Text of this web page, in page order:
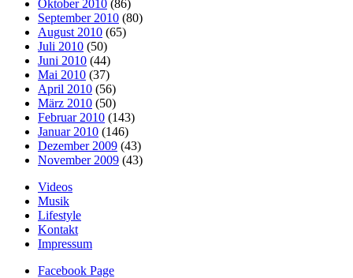
Oktober 2010 (86)
September 2010 (80)
August 2010 (65)
Juli 2010 (50)
Juni 2010 (44)
Mai 2010 (37)
April 2010 (56)
März 2010 (50)
Februar 2010 (143)
Januar 2010 (146)
Dezember 2009 (43)
November 2009 (43)
Videos
Musik
Lifestyle
Kontakt
Impressum
Facebook Page